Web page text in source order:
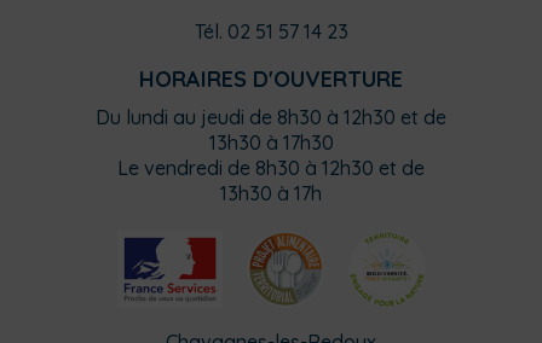
Tél. 02 51 57 14 23
HORAIRES D'OUVERTURE
Du lundi au jeudi de 8h30 à 12h30 et de
13h30 à 17h30
Le vendredi de 8h30 à 12h30 et de
13h30 à 17h